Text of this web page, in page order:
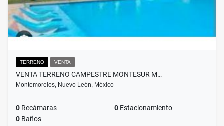
TERRENO VENTA
VENTA TERRENO CAMPESTRE MONTESUR M…
Montemorelos, Nuevo León, México
0 Recámaras 0 Estacionamiento
0 Baños